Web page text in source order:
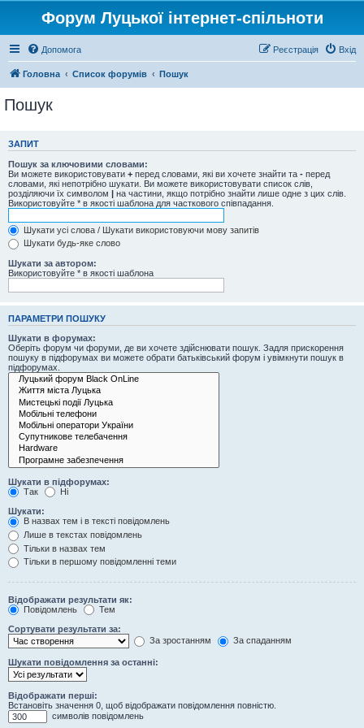
Форум Луцької інтернет-спільноти
Допомога Вхід
Реєстрація
Головна Список форумів Пошук
Пошук
ЗАПИТ
Пошук за ключовими словами:
Ви можете використовувати + перед словами, які ви хочете знайти та - перед
словами, які непотрібно шукати. Ви можете використовувати список слів,
розділяючи їх символом | на частини, якщо потрібно знайти лише одне з цих слів.
Використовуйте * в якості шаблона для часткового співпадання.
Шукати усі слова / Шукати використовуючи мову запитів
Шукати будь-яке слово
Шукати за автором:
Використовуйте * в якості шаблона
ПАРАМЕТРИ ПОШУКУ
Шукати в форумах:
Оберіть форум чи форуми, де ви хочете здійснювати пошук. Задля прискорення
пошуку в підфорумах ви можете обрати батьківський форум і увімкнути пошук в
підфорумах.
Шукати в підфорумах:
Так
Ні
Шукати:
В назвах тем і в тексті повідомлень
Лише в текстах повідомлень
Тільки в назвах тем
Тільки в першому повідомленні теми
Відображати результати як:
Повідомлень
Тем
Сортувати результати за:
За зростанням
За спаданням
Шукати повідомлення за останні:
Відображати перші:
Встановіть значення 0, щоб відображати повідомлення повністю.
символів повідомлень